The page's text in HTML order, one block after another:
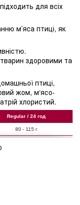
для всіх
м’яса птиці, як
здоровими та
птиці,
жом, м‘ясо-
хлористий.
Regular / 24 год
80 - 115 г